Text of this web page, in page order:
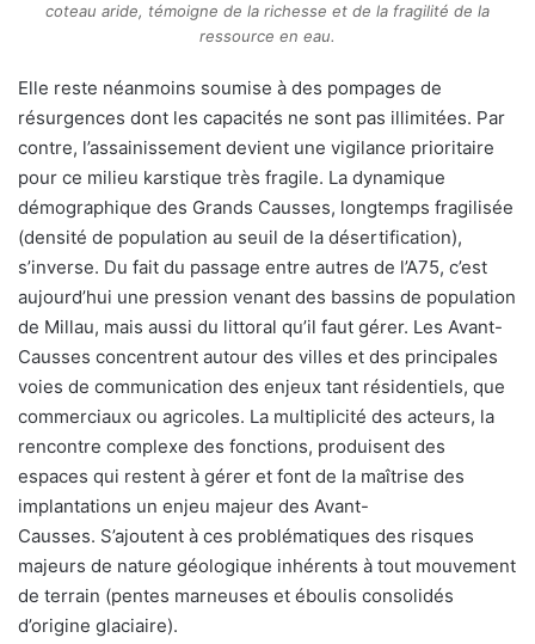
coteau aride, témoigne de la richesse et de la fragilité de la
ressource en eau.
Elle reste néanmoins soumise à des pompages de
résurgences dont les capacités ne sont pas illimitées. Par
contre, l’assainissement devient une vigilance prioritaire
pour ce milieu karstique très fragile. La dynamique
démographique des Grands Causses, longtemps fragilisée
(densité de population au seuil de la désertification),
s’inverse. Du fait du passage entre autres de l’A75, c’est
aujourd’hui une pression venant des bassins de population
de Millau, mais aussi du littoral qu’il faut gérer. Les Avant-
Causses concentrent autour des villes et des principales
voies de communication des enjeux tant résidentiels, que
commerciaux ou agricoles. La multiplicité des acteurs, la
rencontre complexe des fonctions, produisent des
espaces qui restent à gérer et font de la maîtrise des
implantations un enjeu majeur des Avant-
Causses. S’ajoutent à ces problématiques des risques
majeurs de nature géologique inhérents à tout mouvement
de terrain (pentes marneuses et éboulis consolidés
d’origine glaciaire).